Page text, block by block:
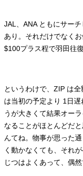
JAL、ANA ともにサー
あり。それだけでなく
$100プラス程で羽田往
というわけで、ZIP は
は当初の予定より 1日
うが大きくて結果オー
なることがほとんどだ
んてね。物事が思った
く動かなくても、それ
じつはよくあって、偶